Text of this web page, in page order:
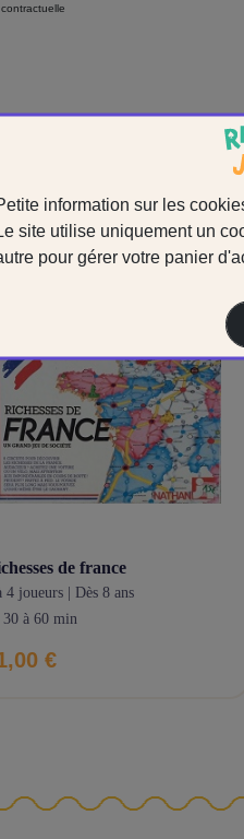
information sur les
site utilise uniquement un
pour gérer votre panier
VOUS
de france
4 joueurs | Dès 8 ans
30 à 60 min
€